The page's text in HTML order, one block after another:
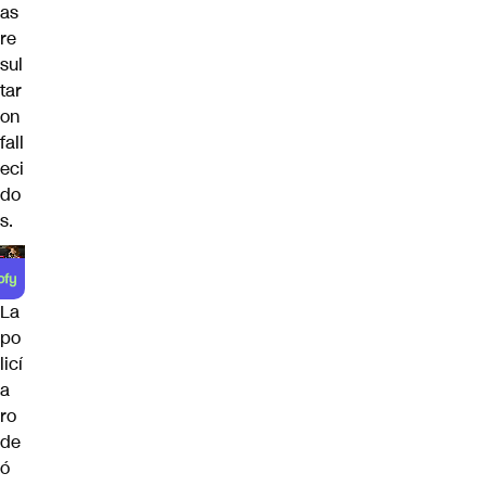
as
re
sul
tar
on
fall
eci
do
s.
La
po
licí
a
ro
de
ó